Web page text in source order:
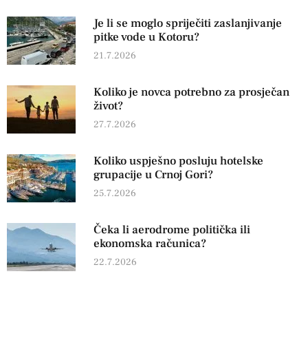
Je li se moglo spriječiti zaslanjivanje
pitke vode u Kotoru?
21.7.2026
Koliko je novca potrebno za prosječan
život?
27.7.2026
Koliko uspješno posluju hotelske
grupacije u Crnoj Gori?
25.7.2026
Čeka li aerodrome politička ili
ekonomska računica?
22.7.2026